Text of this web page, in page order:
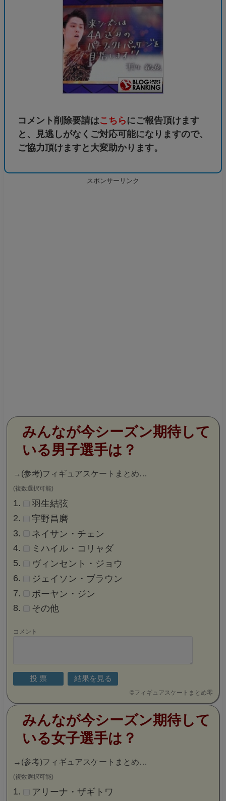
コメント削除要請はこちら にご報告頂けます
と、見逃しがなくご対応可能になりますので、
ご協力頂けますと大変助かります。
スポンサーリンク
みんなが今シーズン期待して
いる男子選手は？
→ (参考)フィギュアスケートまとめ…
(複数選択可能)
羽生結弦
宇野昌磨
ネイサン・チェン
ミハイル・コリャダ
ヴィンセント・ジョウ
ジェイソン・ブラウン
ボーヤン・ジン
その他
コメント
©フィギュアスケートまとめ零
みんなが今シーズン期待して
いる女子選手は？
→ (参考)フィギュアスケートまとめ…
(複数選択可能)
アリーナ・ザギトワ